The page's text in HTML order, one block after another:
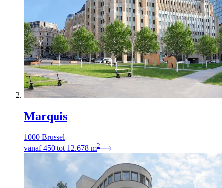
Marquis
1000 Brussel
vanaf 450 tot 12.678 m2